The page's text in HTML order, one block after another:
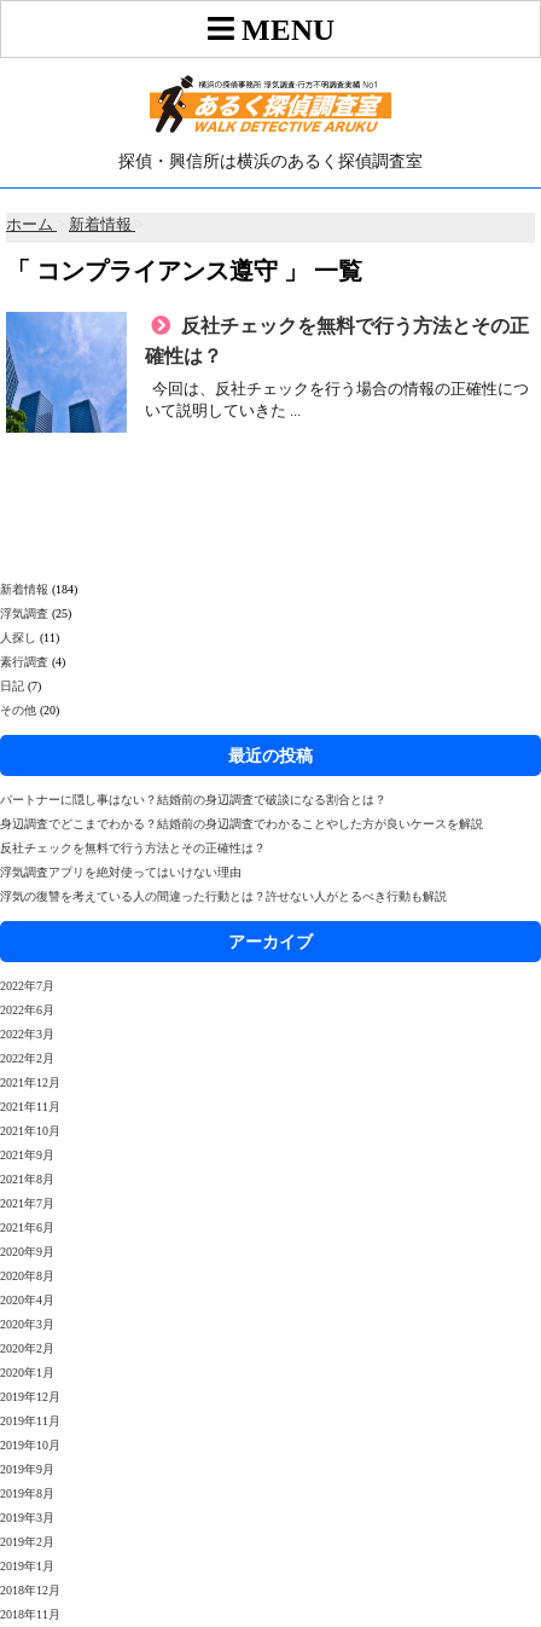
探偵・興信所は横浜のあるく探偵調査室
ホーム 新着情報
「 コンプライアンス遵守 」 一覧
反社チェックを無料で行う方法とその正
確性は？
今回は、反社チェックを行う場合の情報の正確性につ
いて説明していきた ...
新着情報 (184)
浮気調査 (25)
人探し
(11)
素行調査 (4)
日記 (7)
その他 (20)
最近の投稿
パートナーに隠し事はない？結婚前の身辺調査で破談になる割合とは？
身辺調査でどこまでわかる？結婚前の身辺調査でわかることやした方が良いケースを解説
反社チェックを無料で行う方法とその正確性は？
浮気調査アプリを絶対使ってはいけない理由
浮気の復讐を考えている人の間違った行動とは？許せない人がとるべき行動も解説
アーカイブ
2022年7月
2022年6月
2022年3月
2022年2月
2021年12月
2021年11月
2021年10月
2021年9月
2021年8月
2021年7月
2021年6月
2020年9月
2020年8月
2020年4月
2020年3月
2020年2月
2020年1月
2019年12月
2019年11月
2019年10月
2019年9月
2019年8月
2019年3月
2019年2月
2019年1月
2018年12月
2018年11月